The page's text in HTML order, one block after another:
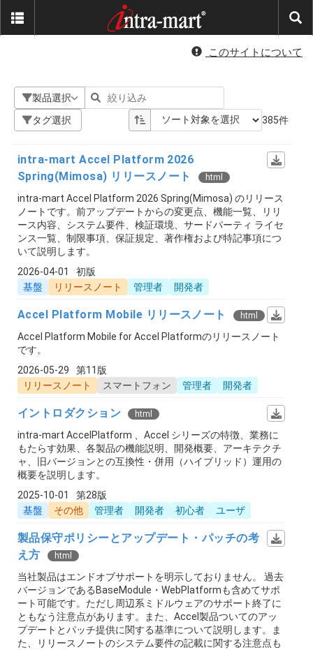
このサイトについて
製品選択
タグ選択
385件
intra-mart Accel Platform 2026
Spring(Mimosa) リリースノート
html
intra-mart Accel Platform 2026 Spring(Mimosa) のリリース
ノートです。前アップデートからの変更点、機能一覧、リリ
ース内容、システム要件、検証環境、サードパーティ ライセ
ンス一覧、制限事項、保証規定、著作権および特記事項につ
いて説明します。
2026-04-01
初版
基盤
リリースノート 管理者 開発者
Accel Platform Mobile リリースノート html
Accel Platform Mobile for Accel Platformのリリースノート
です。
2026-05-29
第11版
リリースノート
スマートフォン 管理者 開発者
イントロダクション html
intra-mart AccelPlatform 、Accel シリーズの特徴、業務に
もたらす効果、各製品の機能説明、開発概要、アーキテクチ
ャ、旧バージョンとの互換性・併用（ハイブリッド）運用の
概要を説明します。
2025-10-01
第28版
基盤
その他 管理者 開発者 初心者 ユーザ
製品保守ポリシーとアップデート・パッチの考
え方
html
当社製品はエンドオブサポートを明示しておりません。 過去
バージョンであるBaseModule・WebPlatformも含めてサポ
ート可能です。ただし周辺系ミドルウェアのサポート終了に
ともなう注意点があります。また、Accel製品ついてのアッ
プデートとパッチ提供に関する基準について説明します。ま
た、リリースノートのシステム要件の記載に関する注意点も